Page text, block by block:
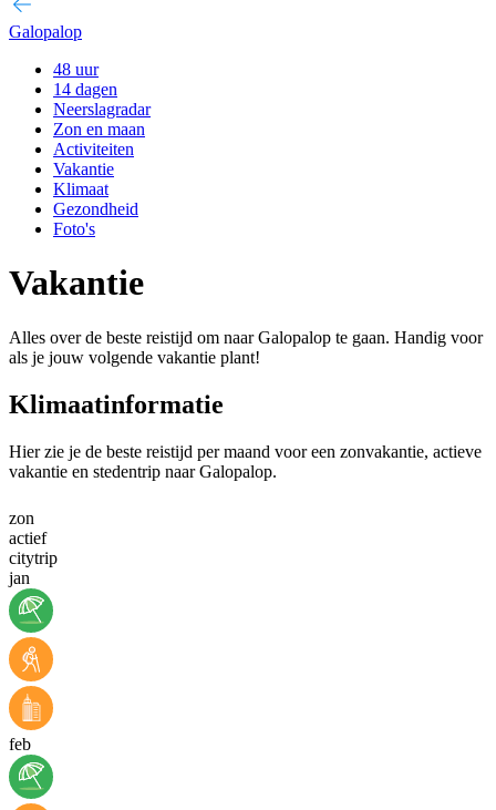
Galopalop
48 uur
14 dagen
Neerslagradar
Zon en maan
Activiteiten
Vakantie
Klimaat
Gezondheid
Foto's
Vakantie
Alles over de beste reistijd om naar Galopalop te gaan. Handig voor
als je jouw volgende vakantie plant!
Klimaatinformatie
Hier zie je de beste reistijd per maand voor een zonvakantie, actieve
vakantie en stedentrip naar Galopalop.
zon
actief
citytrip
jan
feb